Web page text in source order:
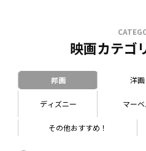
映画カテゴ
邦画 洋画
ディズニー マー
その他おすすめ！